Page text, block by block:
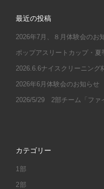
最近の投稿
2026年7月、８月体験会のお
ポップアスリートカップ・夏
2026.6.6ナイスクリーニング
2026年6月体験会のお知らせ
2026/5/29 2部チーム「ファ
カテゴリー
1部
2部